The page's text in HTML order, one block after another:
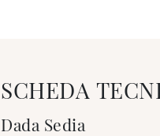
SCHEDA
Dada Sedia